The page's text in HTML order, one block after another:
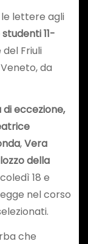
lettere agli
11-
Friuli
da
di eccezione,
,Vera
della
18 e
nel corso
che